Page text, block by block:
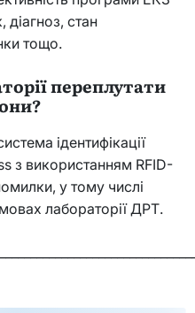
діагноз, стан
тощо.
переплутати
ідентифікації
з використанням RFID-
у тому числі
лабораторії ДРТ.